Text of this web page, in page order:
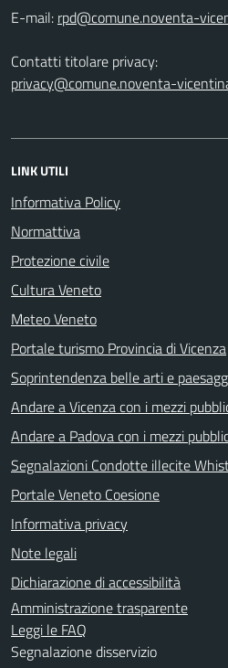
E-mail:
Contatti titolare privacy:
privacy@comune.noventa-
LINK UTILI
Informativa Policy
Normattiva
Protezione civile
Cultura Veneto
Meteo Veneto
Portale turismo Provincia di Vicenza
Soprintendenza belle arti e
Andare a Vicenza con i mezzi
Andare a Padova con i mezzi
Segnalazioni Condotte illecite
Portale Veneto Coesione
Informativa privacy
Note legali
Dichiarazione di accessibilità
Amministrazione trasparente
Leggi le FAQ
Segnalazione disservizio